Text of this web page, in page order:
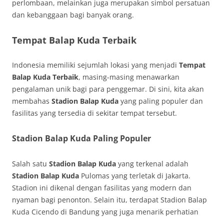
perlombaan, melainkan juga merupakan simbol persatuan
dan kebanggaan bagi banyak orang.
Tempat Balap Kuda Terbaik
Indonesia memiliki sejumlah lokasi yang menjadi Tempat
Balap Kuda Terbaik, masing-masing menawarkan
pengalaman unik bagi para penggemar. Di sini, kita akan
membahas Stadion Balap Kuda yang paling populer dan
fasilitas yang tersedia di sekitar tempat tersebut.
Stadion Balap Kuda Paling Populer
Salah satu Stadion Balap Kuda yang terkenal adalah
Stadion Balap Kuda Pulomas yang terletak di Jakarta.
Stadion ini dikenal dengan fasilitas yang modern dan
nyaman bagi penonton. Selain itu, terdapat Stadion Balap
Kuda Cicendo di Bandung yang juga menarik perhatian